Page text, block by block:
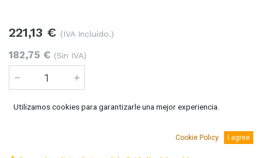
221,13 € (IVA Incluido.)
182,75 € (Sin IVA)
Añadir al carro
Utilizamos cookies para garantizarle una mejor experiencia.
Cookie Policy I agree